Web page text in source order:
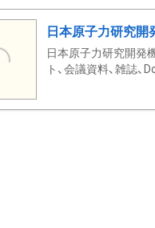
日本原子力研究開
日本原子力研究開発
ト、会議資料、雑誌、